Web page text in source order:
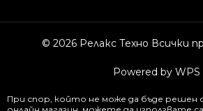
© 2026 Релакс Техно Всички
Powered by WPS
При спор, който не може да бъде решен